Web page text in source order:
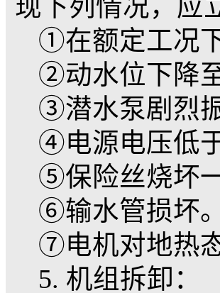
⑤水泵使用
安装闸阀以控
而使电机超载
⑥水泵运转
工况下，一般
如有异常，应
⑦安装时注
时，从井口卡